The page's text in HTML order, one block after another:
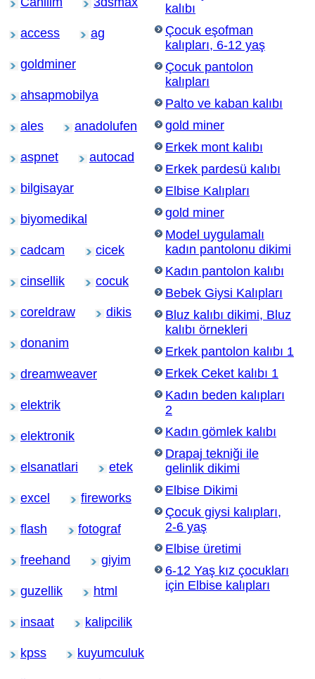
access ag
goldminer
ahsapmobilya
ales anadolufen
aspnet autocad
bilgisayar
biyomedikal
cadcam cicek
cinsellik cocuk
coreldraw dikis
donanim
dreamweaver
elektrik
elektronik
elsanatlari etek
excel fireworks
flash fotograf
freehand giyim
guzellik html
insaat kalipcilik
kpss kuyumculuk
kalıbı
Çocuk eşofman
kalıpları, 6-12 yaş
Çocuk pantolon
kalıpları
Palto ve kaban kalıbı
gold miner
Erkek mont kalıbı
Erkek pardesü kalıbı
Elbise Kalıpları
gold miner
Model uygulamalı
kadın pantolonu dikimi
Kadın pantolon kalıbı
Bebek Giysi Kalıpları
Bluz kalıbı dikimi, Bluz
kalıbı örnekleri
Erkek pantolon kalıbı 1
Erkek Ceket kalıbı 1
Kadın beden kalıpları
2
Kadın gömlek kalıbı
Drapaj tekniği ile
gelinlik dikimi
Elbise Dikimi
Çocuk giysi kalıpları,
2-6 yaş
Elbise üretimi
6-12 Yaş kız çocukları
için Elbise kalıpları